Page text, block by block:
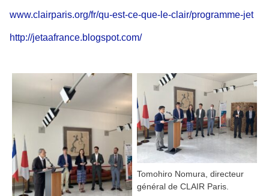
www.clairparis.org/fr/qu-est-ce-que-le-clair/programme-jet
http://jetaafrance.blogspot.com/
Tomohiro Nomura, directeur
général de CLAIR Paris.